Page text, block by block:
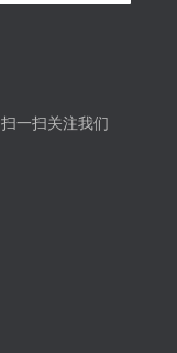
扫一扫关注我们